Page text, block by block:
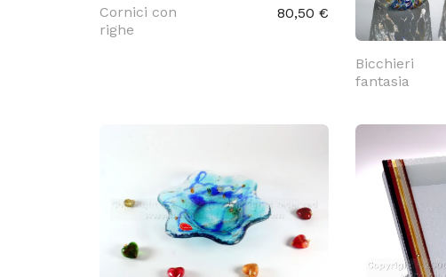
Cornici con
righe
80,50 €
Bicchieri
fantasia